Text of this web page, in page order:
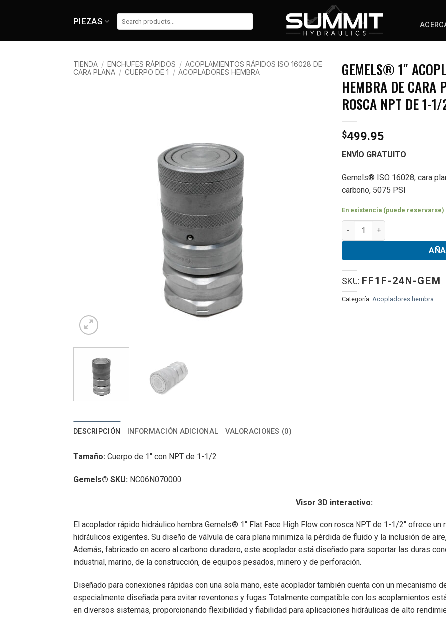
PIEZAS
Buscar
por:
TIENDA / ENCHUFES RÁPIDOS / ACOPLAMIENTOS RÁPIDOS ISO 16028 DE
CARA PLANA / CUERPO DE 1 / ACOPLADORES HEMBRA
GEMELS® 1″
HEMBRA DE CARA
ROSCA NPT DE 1-1/
$499.95
ENVÍO GRATUITO
Gemels® ISO 16028, cara
carbono, 5075 PSI
En existencia (puede reservarse)
Gemels® 1" Flat Face High
SKU: FF1F-24N-GEM
Categoría: Acopladores hembra
DESCRIPCIÓN INFORMACIÓN ADICIONAL VALORACIONES (0)
Tamaño: Cuerpo de 1″ con NPT de 1-1/2
Gemels® SKU: NC06N070000
Visor 3D interactivo:
El acoplador rápido hidráulico hembra Gemels® 1″ Flat Face High Flow con rosca NPT de 1-1/2″ ofrece
hidráulicos exigentes. Su diseño de válvula de cara plana minimiza la pérdida de fluido y la inclusión de
Además, fabricado en acero al carbono duradero, este acoplador está diseñado para soportar las duras
industrial, marino, de la construcción, de equipos pesados, minero y de perforación.
Diseñado para conexiones rápidas con una sola mano, este acoplador también cuenta con un mecanismo
especialmente diseñada para evitar reventones y fugas. Totalmente compatible con los acoplamientos
en diversos sistemas, proporcionando flexibilidad y fiabilidad para aplicaciones hidráulicas de alto